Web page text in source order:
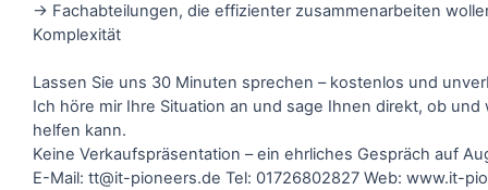
→ Fachabteilungen, die effizienter zusammenarbeiten
Komplexität
Lassen Sie uns 30 Minuten sprechen – kostenlos und
Ich höre mir Ihre Situation an und sage Ihnen direkt, ob und
helfen kann.
Keine Verkaufspräsentation – ein ehrliches Gespräch auf
E-Mail: tt@it-pioneers.de Tel: 01726802827 Web: www.it-